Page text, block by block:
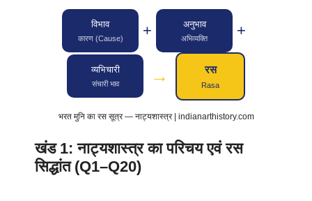
विभाव
कारण (Cause) + अनुभाव
अभिव्यक्ति +
व्यभिचारी
संचारी भाव → रस
Rasa
भरत मुनि का रस सूत्र — नाट्यशास्त्र | indianarthistory.com
खंड 1: नाट्यशास्त्र का परिचय एवं रस
सिद्धांत (Q1–Q20)